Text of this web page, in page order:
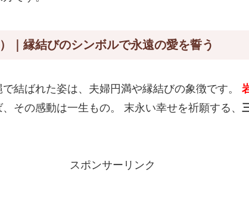
｜縁結びのシンボルで永遠の愛を誓う
結ばれた姿は、夫婦円満や縁結びの象徴です。
その感動は一生もの。 末永い幸せを祈願する、
スポンサーリンク